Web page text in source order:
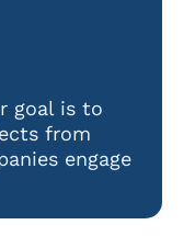
goal is to
from
engage